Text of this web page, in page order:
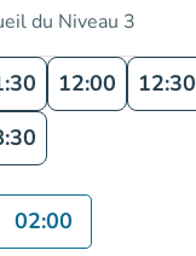
du Niveau 3
12:00 12:30
02:00